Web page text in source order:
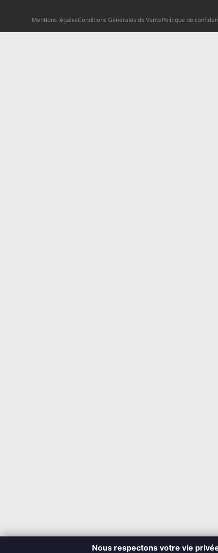
Nous respectons votre vie
Mentions légalesConditions Générales de VentePolitique de